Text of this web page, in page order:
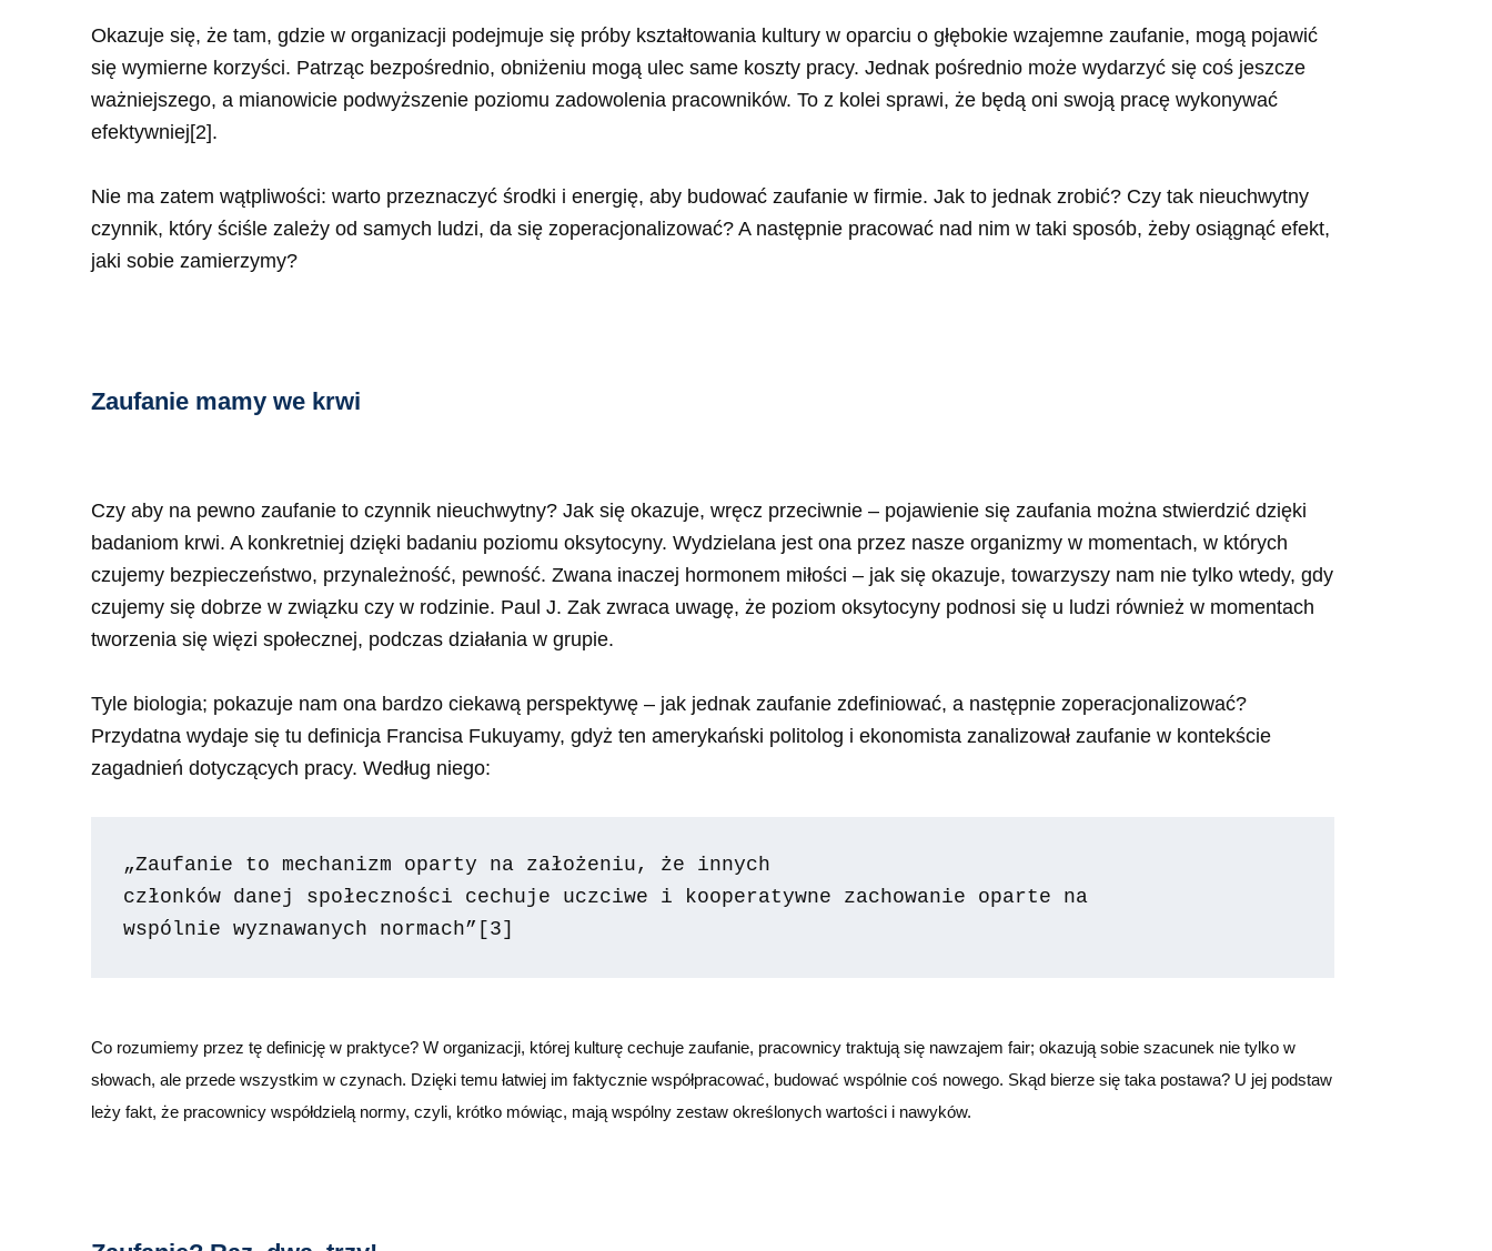
Okazuje się, że tam, gdzie w organizacji podejmuje się próby kształtowania kultury w oparciu o głębokie wzajemne zaufanie, mogą pojawić
się wymierne korzyści. Patrząc bezpośrednio, obniżeniu mogą ulec same koszty pracy. Jednak pośrednio może wydarzyć się coś jeszcze
ważniejszego, a mianowicie podwyższenie poziomu zadowolenia pracowników. To z kolei sprawi, że będą oni swoją pracę wykonywać
efektywniej[2].
Nie ma zatem wątpliwości: warto przeznaczyć środki i energię, aby budować zaufanie w firmie. Jak to jednak zrobić? Czy tak nieuchwytny
czynnik, który ściśle zależy od samych ludzi, da się zoperacjonalizować? A następnie pracować nad nim w taki sposób, żeby osiągnąć efekt,
jaki sobie zamierzymy?
Zaufanie mamy we krwi
Czy aby na pewno zaufanie to czynnik nieuchwytny? Jak się okazuje, wręcz przeciwnie – pojawienie się zaufania można stwierdzić dzięki
badaniom krwi. A konkretniej dzięki badaniu poziomu oksytocyny. Wydzielana jest ona przez nasze organizmy w momentach, w których
czujemy bezpieczeństwo, przynależność, pewność. Zwana inaczej hormonem miłości – jak się okazuje, towarzyszy nam nie tylko wtedy, gdy
czujemy się dobrze w związku czy w rodzinie. Paul J. Zak zwraca uwagę, że poziom oksytocyny podnosi się u ludzi również w momentach
tworzenia się więzi społecznej, podczas działania w grupie.
Tyle biologia; pokazuje nam ona bardzo ciekawą perspektywę – jak jednak zaufanie zdefiniować, a następnie zoperacjonalizować?
Przydatna wydaje się tu definicja Francisa Fukuyamy, gdyż ten amerykański politolog i ekonomista zanalizował zaufanie w kontekście
zagadnień dotyczących pracy. Według niego:
„Zaufanie to mechanizm oparty na założeniu, że innych
członków danej społeczności cechuje uczciwe i kooperatywne zachowanie oparte na
wspólnie wyznawanych normach” [3]
Co rozumiemy przez tę definicję w praktyce? W organizacji, której kulturę cechuje zaufanie, pracownicy traktują się nawzajem fair; okazują sobie szacunek nie tylko w
słowach, ale przede wszystkim w czynach. Dzięki temu łatwiej im faktycznie współpracować, budować wspólnie coś nowego. Skąd bierze się taka postawa? U jej podstaw
leży fakt, że pracownicy współdzielą normy, czyli, krótko mówiąc, mają wspólny zestaw określonych wartości i nawyków.